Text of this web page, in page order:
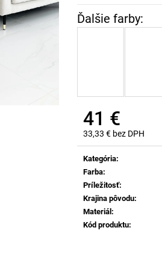
41 €
33,33 € bez DPH
Jednotková
cena:
Kategória:
Farba:
Príležitosť:
Krajina pôvodu:
Materiál:
Kód produktu: